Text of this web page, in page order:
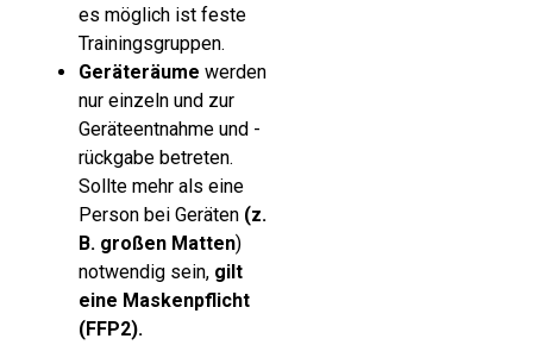
es möglich ist feste
Trainingsgruppen.
Geräteräume werden
nur einzeln und zur
Geräteentnahme und -
rückgabe betreten.
Sollte mehr als eine
Person bei Geräten (z.
B. großen Matten)
notwendig sein, gilt
eine Maskenpflicht
(FFP2).